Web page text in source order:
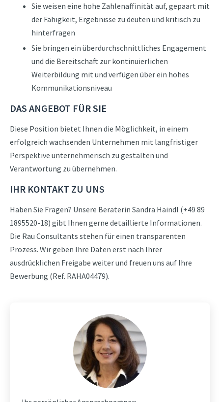
Sie weisen eine hohe Zahlenaffinität auf, gepaart mit
der Fähigkeit, Ergebnisse zu deuten und kritisch zu
hinterfragen
Sie bringen ein überdurchschnittliches Engagement
und die Bereitschaft zur kontinuierlichen
Weiterbildung mit und verfügen über ein hohes
Kommunikationsniveau
DAS ANGEBOT FÜR SIE
Diese Position bietet Ihnen die Möglichkeit, in einem
erfolgreich wachsenden Unternehmen mit langfristiger
Perspektive unternehmerisch zu gestalten und
Verantwortung zu übernehmen.
IHR KONTAKT ZU UNS
Haben Sie Fragen? Unsere Beraterin Sandra Haindl (+49 89
1895520-18) gibt Ihnen gerne detaillierte Informationen.
Die Rau Consultants stehen für einen transparenten
Prozess. Wir geben Ihre Daten erst nach Ihrer
ausdrücklichen Freigabe weiter und freuen uns auf Ihre
Bewerbung (Ref. RAHA04479).